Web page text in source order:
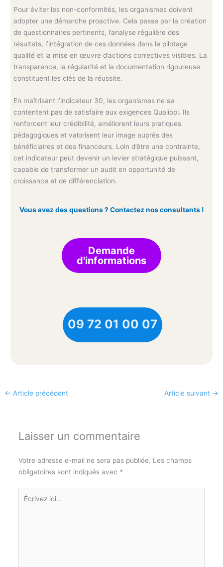
Pour éviter les non-conformités, les organismes doivent
adopter une démarche proactive. Cela passe par la création
de questionnaires pertinents, l’analyse régulière des
résultats, l’intégration de ces données dans le pilotage
qualité et la mise en œuvre d’actions correctives visibles. La
transparence, la régularité et la documentation rigoureuse
constituent les clés de la réussite.
En maîtrisant l’indicateur 30, les organismes ne se
contentent pas de satisfaire aux exigences Qualiopi. Ils
renforcent leur crédibilité, améliorent leurs pratiques
pédagogiques et valorisent leur image auprès des
bénéficiaires et des financeurs. Loin d’être une contrainte,
cet indicateur peut devenir un levier stratégique puissant,
capable de transformer un audit en opportunité de
croissance et de différenciation.
Vous avez des questions ? Contactez nos consultants !
Demande
d'informations
09 72 01 00 07
← Article précédent Article suivant →
Laisser un commentaire
Votre adresse e-mail ne sera pas publiée. Les champs
obligatoires sont indiqués avec *
Écrivez